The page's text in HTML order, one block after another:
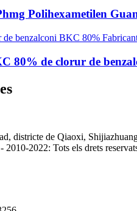
Polihexametilen
80% de clorur de
districte de Qiaoxi,
2022: Tots els drets